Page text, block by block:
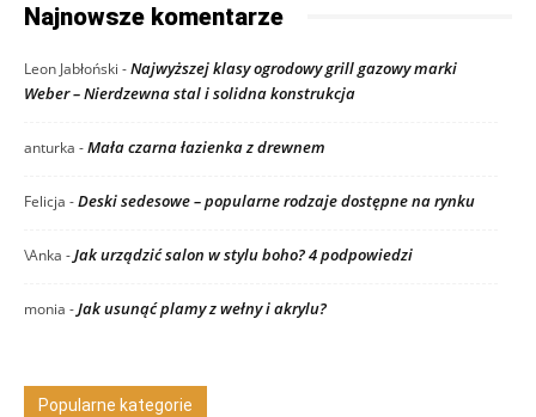
Najnowsze komentarze
Leon Jabłoński -Najwyższej klasy ogrodowy grill gazowy marki
Weber – Nierdzewna stal i solidna konstrukcja
anturka -Mała czarna łazienka z drewnem
Felicja -Deski sedesowe – popularne rodzaje dostępne na rynku
\Anka -Jak urządzić salon w stylu boho? 4 podpowiedzi
monia -Jak usunąć plamy z wełny i akrylu?
Popularne kategorie